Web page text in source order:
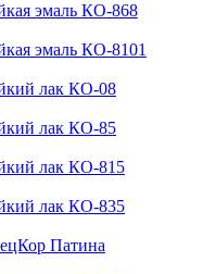
эмаль КО-868
эмаль КО-8101
лак КО-08
лак КО-85
лак КО-815
лак КО-835
Патина